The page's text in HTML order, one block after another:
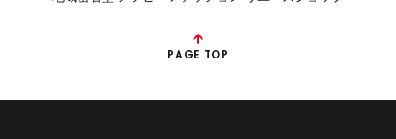
PAGE TOP